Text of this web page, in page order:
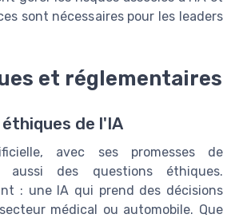
sont nécessaires pour les leaders
et réglementaires
de l'IA
avec ses promesses de
aussi des questions éthiques.
: une IA qui prend des décisions
médical ou automobile. Que